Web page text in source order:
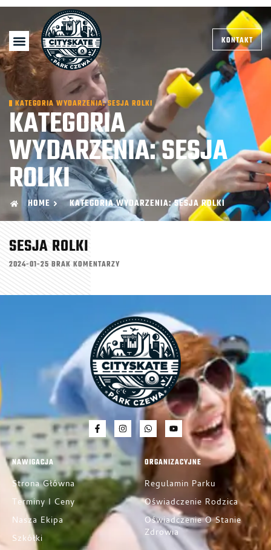
KONTAKT
KATEGORIA WYDARZENIA: SESJA ROLKI
KATEGORIA
WYDARZENIA: SESJA
ROLKI
HOME KATEGORIA WYDARZENIA: SESJA ROLKI
SESJA ROLKI
2024-01-25 BRAK KOMENTARZY
NAWIGACJA
Strona Główna
Terminy I Ceny
Nasza Ekipa
Szkółki
ORGANIZACYJNE
Regulamin Parku
Oświadczenie Rodzica
Oświadczenie O Stanie
Zdrowia